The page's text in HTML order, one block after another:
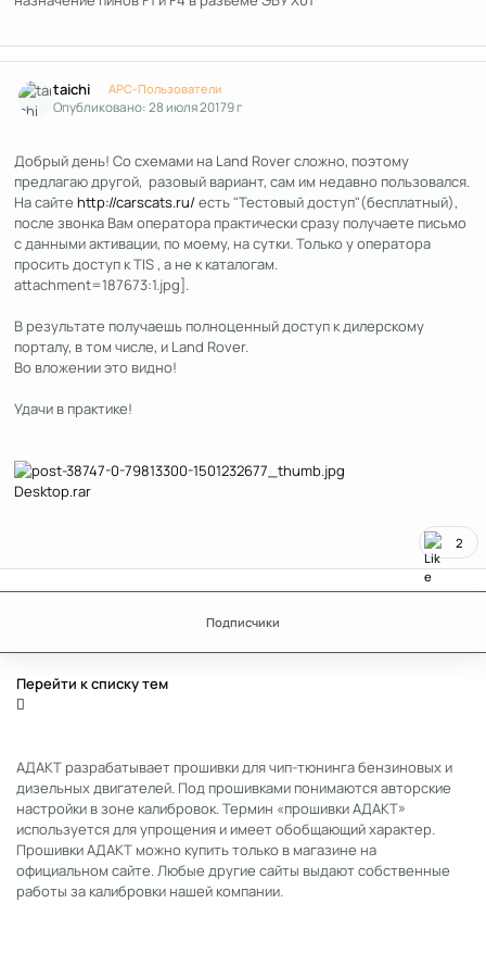
taichi APC-Пользователи
Опубликовано:28 июля 20179 г
Добрый день! Со схемами на Land Rover сложно, поэтому
предлагаю другой, разовый вариант, сам им недавно пользовался.
На сайте http://carscats.ru/ есть "Тестовый доступ"(бесплатный),
после звонка Вам оператора практически сразу получаете письмо
с данными активации, по моему, на сутки. Только у оператора
просить доступ к TIS , а не к каталогам.
attachment=187673:1.jpg].
В результате получаешь полноценный доступ к дилерскому
порталу, в том числе, и Land Rover.
Во вложении это видно!
Удачи в практике!
Desktop.rar
2
Подписчики
Перейти к списку тем
АДАКТ разрабатывает прошивки для чип-тюнинга бензиновых и
дизельных двигателей. Под прошивками понимаются авторские
настройки в зоне калибровок. Термин «прошивки АДАКТ»
используется для упрощения и имеет обобщающий характер.
Прошивки АДАКТ можно купить только в магазине на
официальном сайте. Любые другие сайты выдают собственные
работы за калибровки нашей компании.